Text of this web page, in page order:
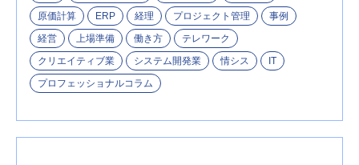
原価計算
ERP 経理 プロジェクト管理
事例
経営
上場準備 働き方
テレワーク
クリエイティブ業
システム開発業 情シス
IT
プロフェッショナルコラム